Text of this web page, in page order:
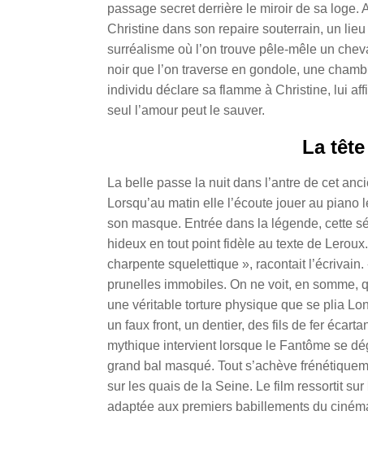
passage secret derrière le miroir de sa loge.
Christine dans son repaire souterrain, un
surréalisme où l’on trouve pêle-mêle un
noir que l’on traverse en gondole, une
individu déclare sa flamme à Christine, lui
seul l’amour peut le sauver.
La
La belle passe la nuit dans l’antre de cet
Lorsqu’au matin elle l’écoute jouer au
son masque. Entrée dans la légende, cette
hideux en tout point fidèle au texte de
charpente squelettique », racontait
prunelles immobiles. On ne voit, en somme,
une véritable torture physique que se plia
un faux front, un dentier, des fils de fer
mythique intervient lorsque le Fantôme se
grand bal masqué. Tout s’achève
sur les quais de la Seine. Le film ressortit
adaptée aux premiers babillements du